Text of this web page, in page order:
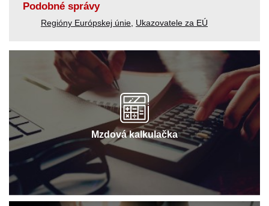
Podobné správy
Regióny Európskej únie Ukazovatele za EÚ
Mzdová kalkulačka